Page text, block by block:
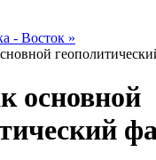
- Восток »
основной